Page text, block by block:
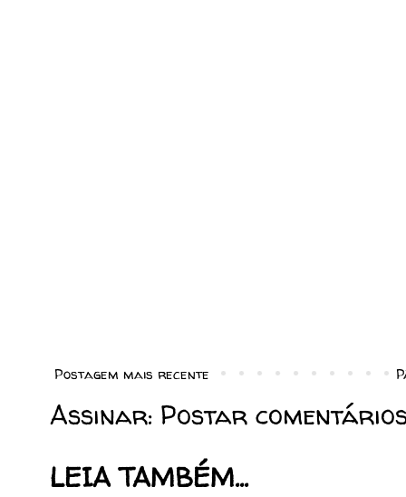
Postagem mais recente
Assinar: Postar
LEIA TAMBÉM...